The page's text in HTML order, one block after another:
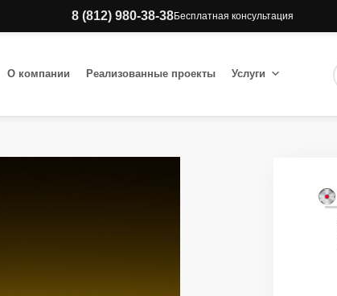
8 (812) 980-38-38Бесплатная консультация
О компании Реализованные проекты Услуги